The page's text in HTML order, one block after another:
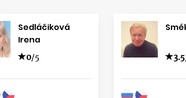
Sedláčiková
Irena
0/5 3.5